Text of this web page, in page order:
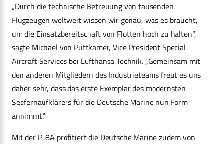
„Durch die technische Betreuung von tausenden
Flugzeugen weltweit wissen wir genau, was es braucht,
um die Einsatzbereitschaft von Flotten hoch zu halten“,
sagte Michael von Puttkamer, Vice President Special
Aircraft Services bei Lufthansa Technik. „Gemeinsam mit
den anderen Mitgliedern des Industrieteams freut es uns
daher sehr, dass das erste Exemplar des modernsten
Seefernaufklärers für die Deutsche Marine nun Form
annimmt.“
Mit der P-8A profitiert die Deutsche Marine zudem von